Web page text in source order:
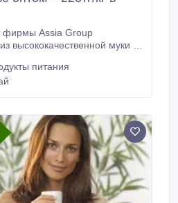
высококачественной муки и
производства.
питания